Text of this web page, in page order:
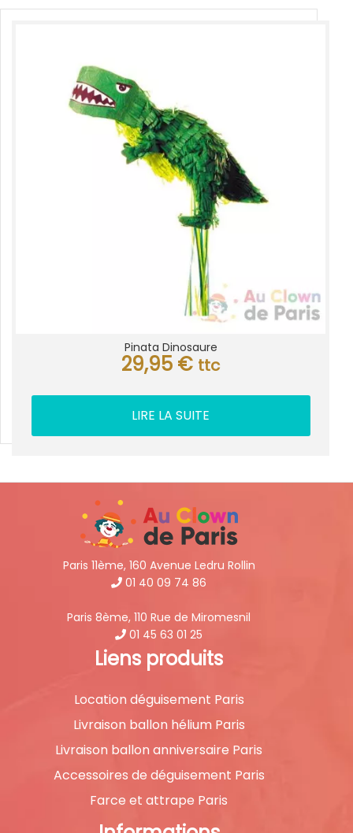
Pinata Dinosaure
29,95 € ttc
LIRE LA SUITE
Paris 11ème, 160 Avenue Ledru Rollin
01 40 09 74 86
Paris 8ème, 110 Rue de Miromesnil
01 45 63 01 25
Liens produits
Location déguisement Paris
Livraison ballon hélium Paris
Livraison ballon anniversaire Paris
Accessoires de déguisement Paris
Farce et attrape Paris